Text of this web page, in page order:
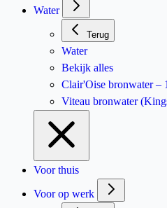
Water
Terug
Water
Bekijk alles
Clair'Oise bronwater –
Viteau bronwater
Voor thuis
Voor op werk